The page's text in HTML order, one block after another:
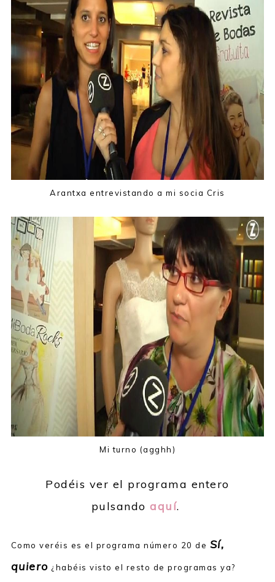
Arantxa entrevistando a mi socia Cris
Mi turno (agghh)
Podéis ver el programa entero
pulsandoaquí.
Como veréis es el programa número 20 de Sí,
quiero ¿habéis visto el resto de programas ya?